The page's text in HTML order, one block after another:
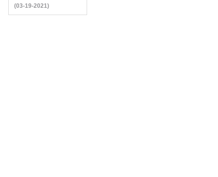
(03-19-2021)